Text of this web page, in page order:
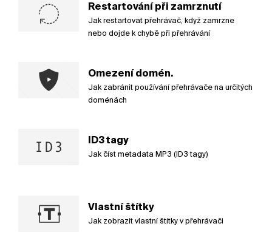
Restartování při zamrznutí
Jak restartovat přehrávač, když zamrzne
nebo dojde k chybě při přehrávání
Omezení domén.
Jak zabránit používání přehrávače na určitých
doménách
ID3 tagy
Jak číst metadata MP3 (ID3 tagy)
Vlastní štítky
Jak zobrazit vlastní štítky v přehrávači